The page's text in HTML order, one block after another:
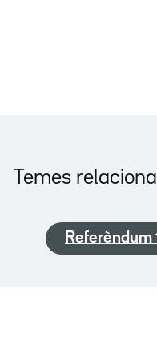
Temes
Referèndum